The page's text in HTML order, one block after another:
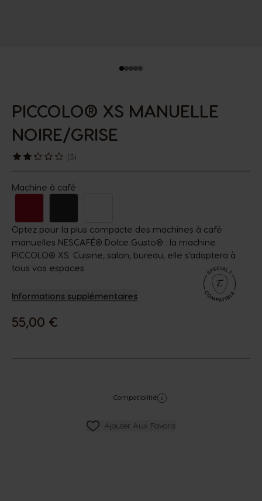
PICCOLO® XS MANUELLE
NOIRE/GRISE
(3)
Machine à café
Optez pour la plus compacte des machines à café
manuelles NESCAFÉ® Dolce Gusto® : la machine
PICCOLO® XS. Cuisine, salon, bureau, elle s’adaptera à
tous vos espaces.
Informations supplémentaires
55,00 €
Compatibilité
Ajouter Aux Favoris
Ajouter Aux Favoris